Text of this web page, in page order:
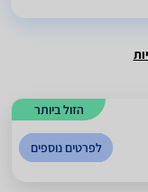
הזול ביותר
לפרטים נוספים